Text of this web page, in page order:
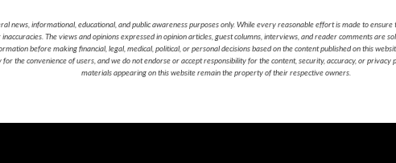
news, informational, educational, and public awareness purposes only. While every reasonable effort is made to
The views and opinions expressed in opinion articles, guest columns, interviews, and reader comments are
before making financial, legal, medical, political, or personal decisions based on the content published on this
the convenience of users, and we do not endorse or accept responsibility for the content, security, accuracy, or
materials appearing on this website remain the property of their respective owners.